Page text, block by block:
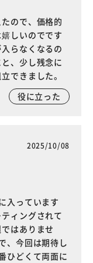
ので、価格的
しいのでです
らなくなるの
、少し残念に
できました。
役に立った
2025/10/08
入っています
ィングされて
はありませ
、今回は期待し
ひどくて両面に